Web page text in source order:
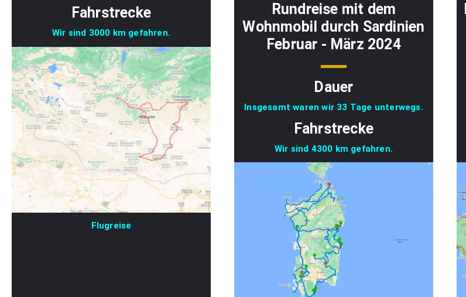
Fahrstrecke
Wir sind 3000 km gefahren.
Flugreise
Rundreise mit dem
Wohnmobil durch Sardinien
Februar - März 2024
Dauer
Insgesamt waren wir 33 Tage unterwegs.
Fahrstrecke
Wir sind 4300 km gefahren.